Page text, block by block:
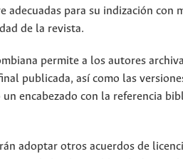
adecuadas para su indización con
de la revista.
permite a los autores
publicada, así como las
encabezado con la referencia
adoptar otros acuerdos de